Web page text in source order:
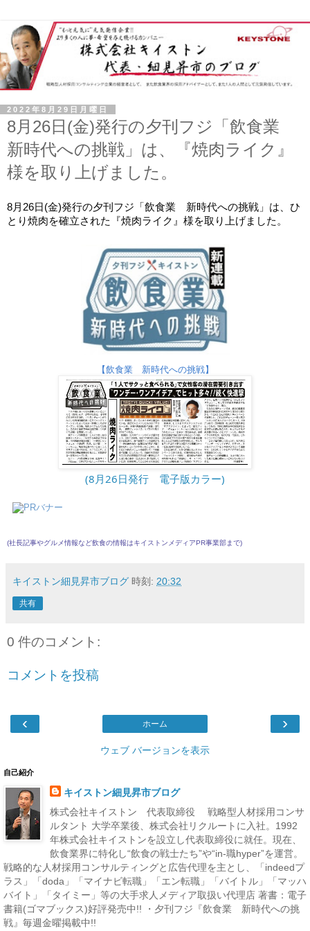
2022年8月29日月曜日
8月26日(金)発行の夕刊フジ「飲食業
新時代への挑戦」は、『焼肉ライク』
様を取り上げました。
8月26日(金)発行の夕刊フジ「飲食業　新時代への挑戦」は、ひ
とり焼肉を確立された『焼肉ライク』様を取り上げました。
【飲食業 新時代への挑戦】
(8月26日発行　電子版カラー)
(社長記事やグルメ情報など飲食の情報はキイストンメディアPR事業部まで)
キイストン細見昇市ブログ 時刻: 20:32
共有
0 件のコメント:
コメントを投稿
‹ ›
ホーム
ウェブ バージョンを表示
自己紹介
キイストン細見昇市ブログ
株式会社キイストン 代表取締役 戦略型人材採用コンサ
ルタント 大学卒業後、株式会社リクルートに入社。1992
年株式会社キイストンを設立し代表取締役に就任。現在、
飲食業界に特化し“飲食の戦士たち”や“in-職hyper”を運営。
戦略的な人材採用コンサルティングと広告代理を主とし、「indeedプ
ラス」「doda」「マイナビ転職」「エン転職」「バイトル」「マッハ
バイト」「タイミー」等の大手求人メディア取扱い代理店 著書：電子
書籍(ゴマブックス)好評発売中!! ・夕刊フジ『飲食業 新時代への挑
戦』毎週金曜掲載中!!